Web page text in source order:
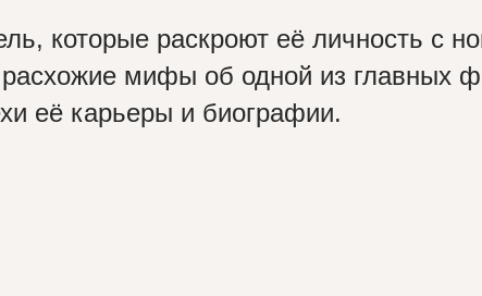
которые раскроют её личность с
мифы об одной из главных
её карьеры и биографии.